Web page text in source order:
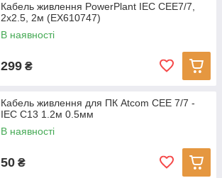
Кабель живлення PowerPlant IEC CEE7/7,
2x2.5, 2м (EX610747)
В наявності
299 ₴
Кабель живлення для ПК Atcom CEE 7/7 -
IEC C13 1.2м 0.5мм
В наявності
50 ₴